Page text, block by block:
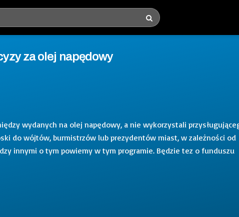
za olej napędowy
wydanych na olej napędowy, a nie wykorzystali
do wójtów, burmistrzów lub prezydentów miast, w zależności od
innymi o tym powiemy w tym programie. Będzie tez o funduszu